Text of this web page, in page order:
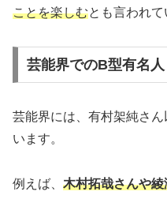
ことを楽しむとも言われて
芸能界でのB型有名人
芸能界には、有村架純さ
います。
例えば、 木村拓哉さんや